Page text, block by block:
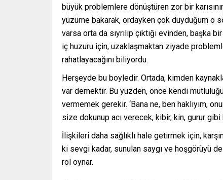
büyük problemlere dönüştüren zor bir
yüzüme bakarak, ordayken çok duyduğum o
varsa orta da sıyrılıp çıktığı evinden, başka
iç huzuru için, uzaklaşmaktan ziyade
rahatlayacağını biliyordu.
Herşeyde bu boyledir. Ortada, kimden
var demektir. Bu yüzden, önce kendi
vermemek gerekir. ‘Bana ne, ben haklıyım,
size dokunup acı verecek, kibir, kin, gurur
İlişkileri daha sağlıklı hale getirmek için,
ki sevgi kadar, sunulan saygı ve hoşgörüyü
rol oynar.